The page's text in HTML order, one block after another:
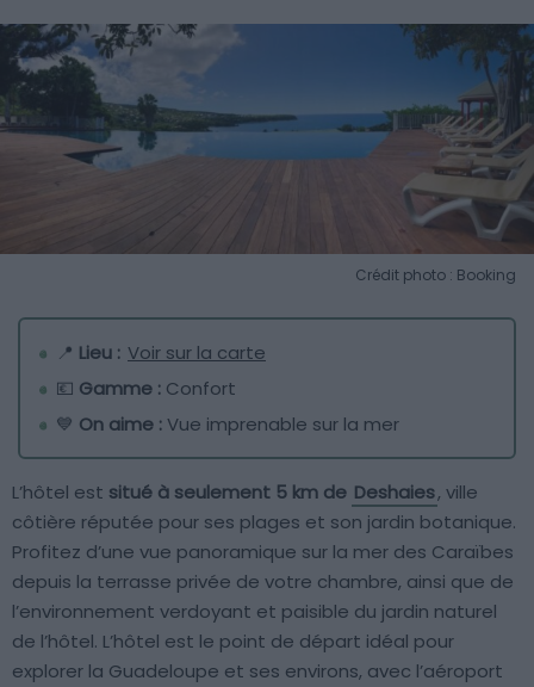
Crédit photo : Booking
📍 Lieu : Voir sur la carte
💶 Gamme : Confort
💙 On aime :Vue imprenable sur la mer
L’hôtel est situé à seulement 5 km de Deshaies, ville
côtière réputée pour ses plages et son jardin botanique.
Profitez d’une vue panoramique sur la mer des Caraïbes
depuis la terrasse privée de votre chambre, ainsi que de
l’environnement verdoyant et paisible du jardin naturel
de l’hôtel. L’hôtel est le point de départ idéal pour
explorer la Guadeloupe et ses environs, avec l’aéroport